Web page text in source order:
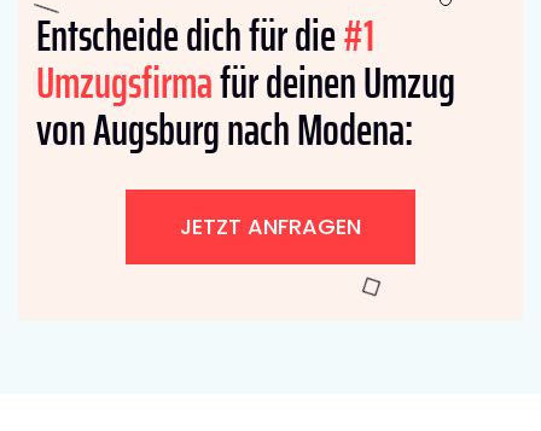
Entscheide dich für die#1
Umzugsfirmafür deinen Umzug
von Augsburg nach Modena:
JETZT ANFRAGEN